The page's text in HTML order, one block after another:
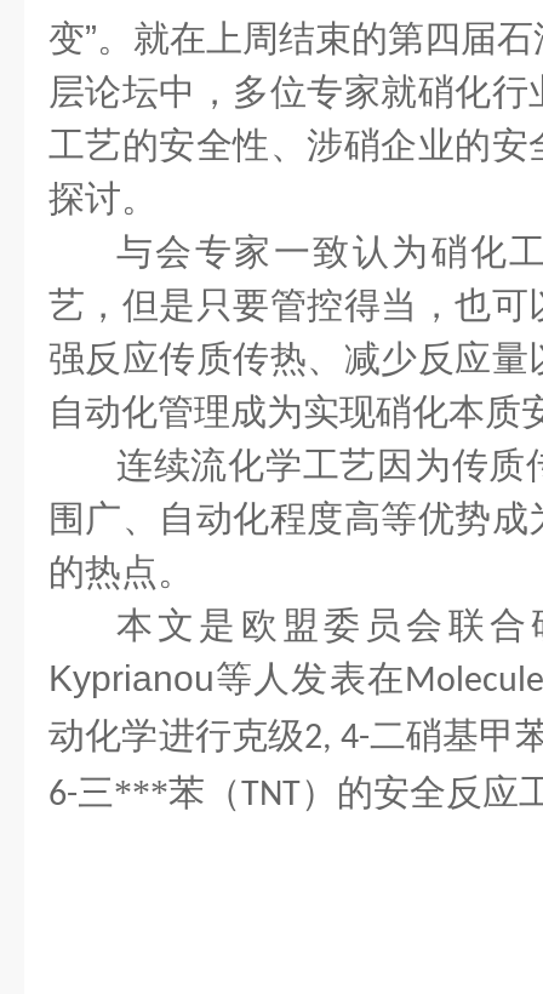
变”。就在上周结束的第四届
层论坛中，多位专家就硝化
工艺的安全性、涉硝企业的
探讨。
与会专家一致认为硝化
艺，但是只要管控得当，也
强反应传质传热、减少反应
自动化管理成为实现硝化本质
连续流化学工艺因为传质
围广、自动化程度高等优势
的热点。
本文是欧盟委员会联合
Kyprianou等人发表在
动化学进行克级2, 4-二硝基甲
6-三***苯 （TNT）的安全反应